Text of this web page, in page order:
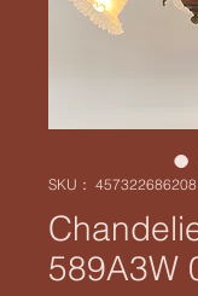
SKU：
589A3W